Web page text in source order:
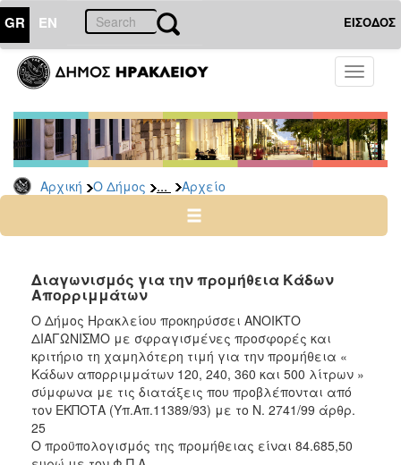
GR EN ΕΙΣΟΔΟΣ
Toggle
Αρχική Ο Δήμος ... Αρχείο
ΔΗΜΟΣ
Διακηρύξεις
-
Δημοπρασίες
Αρχείο
2025
2023
2022
2021
2020
2019
2017
Διαγωνισμός για την προμήθεια Κάδων
Απορριμμάτων
Ο Δήμος Ηρακλείου προκηρύσσει ΑΝΟΙΚΤΟ
ΔΙΑΓΩΝΙΣΜΟ με σφραγισμένες προσφορές και
κριτήριο τη χαμηλότερη τιμή για την προμήθεια «
Κάδων απορριμμάτων 120, 240, 360 και 500 λίτρων »
σύμφωνα με τις διατάξεις που προβλέπονται από
τον ΕΚΠΟΤΑ (Υπ.Απ.11389/93) με το Ν. 2741/99 άρθρ.
25
Ο προϋπολογισμός της προμήθειας είναι 84.685,50